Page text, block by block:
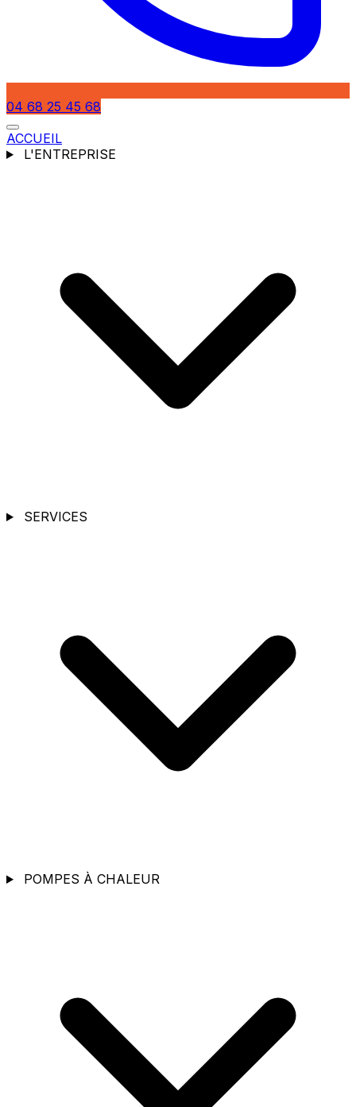
04 68 25 45 68
ACCUEIL
L'ENTREPRISE
SERVICES
POMPES À CHALEUR